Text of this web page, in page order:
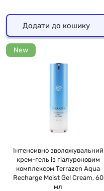
Додати до кошику
New
Інтенсивно зволожувальний
крем-гель із гіалуроновим
комплексом Terrazen Aqua
Recharge Moist Gel Cream, 60
мл